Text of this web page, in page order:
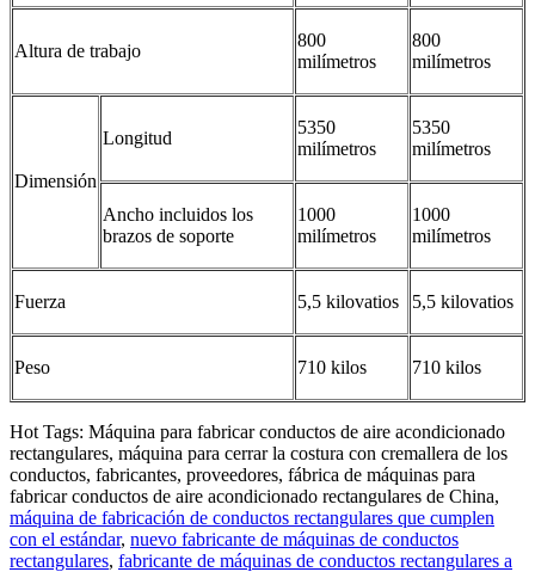
Altura de trabajo
800
milímetros
800
milímetros
Dimensión
Longitud
5350
milímetros
5350
milímetros
Ancho incluidos los
brazos de soporte
1000
milímetros
1000
milímetros
Fuerza 5,5 kilovatios 5,5 kilovatios
Peso 710 kilos 710 kilos
Hot Tags: Máquina para fabricar conductos de aire acondicionado
rectangulares, máquina para cerrar la costura con cremallera de los
conductos, fabricantes, proveedores, fábrica de máquinas para
fabricar conductos de aire acondicionado rectangulares de China,
máquina de fabricación de conductos rectangulares que cumplen
con el estándar, nuevo fabricante de máquinas de conductos
rectangulares, fabricante de máquinas de conductos rectangulares a